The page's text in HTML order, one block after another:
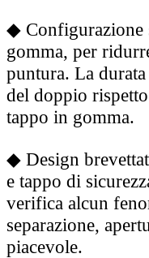
◆ Configurazione
gomma, per
puntura. La
del doppio
tappo in gomma.
◆ Design
e tappo di
verifica alcun
separazione,
piacevole.